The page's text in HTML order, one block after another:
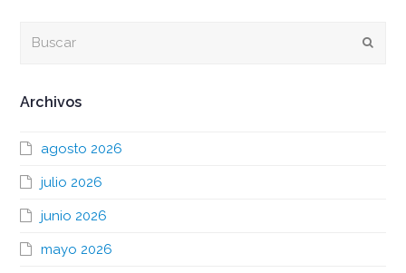
Archivos
agosto 2026
julio 2026
junio 2026
mayo 2026